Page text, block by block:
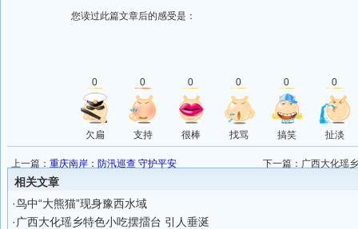
您读过此篇文章后的感受是：
0 0 0 0 0 0
欠扁 支持 很棒 找骂 搞笑 扯淡
上一篇： 重庆南岸：防汛巡查 守护平安 下一篇： 广西大化瑶
相关文章
·鸟中“大熊猫”现身豫西水域
· 广西大化瑶乡特色小吃摆擂台 引人垂涎